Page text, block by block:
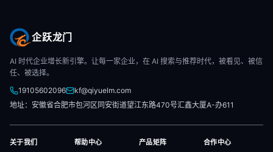
企跃龙门
AI 时代企业增长新引擎。让每一家企业，在 AI 搜索与推荐时代，被看见、被信
任、被选择。
19105602096
kf@qiyuelm.com
地址：安徽省合肥市包河区同安街道望江东路470号汇鑫大厦A-办611
关于我们
帮助中心
产品矩阵
合作中心